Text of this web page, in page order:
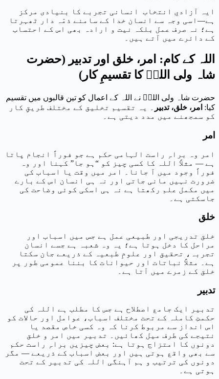
ہے—اسی وجہ سے انسان خدا کے سامنے ذمّہ دار ٹھہرتا
ہے؛ نہ صرف عمل بلکہ نیت و ارادہ بھی اس کے احتساب
کے دائرے میں آتے ہیں۔
اللہ کے کام: امر، خلق اور تدبیر (حضرت
شاہ ولی اللہؒ کا تقسیمِ کار)
حضرت شاہ ولی اللہؒ نے اللہ کے اعمال کو تین قالبوں میں تقسیم
کیا: امر، خلق، تدبیر
۔ یہ تقسیم تخلیق کے مختلف طریقِ کار
کو سمجھنے میں مدد دیتی ہے۔
امر
امر وہ براہِ راست الہامی حکم ہے جو فوراً انجام پاتا
ہے — مثلاً اللہ کا کسی چیز کو “ہو جا” کہنا اور وہ
فوراً وجود میں آ جانا۔ امر میں وقت یا اسباب کی
ضرورت نہیں مانی جاتی اور نہ ہی انسان اس کے بارے
میں مکمل علم رکھتا ہے نہ ہی اسکی کوئی وضاحت کی
جاسکتی ہے۔
خلق
خلق تدریجی اور طبیعی عمل ہے جس میں اسباب اور
مراحل کا دخل ہوتا ہے؛ یہ وہ شعبہ ہے جسے انسان
تجربہ، تحقیق اور علومِ طبعیہ کے ذریعے جان سکتا
ہے۔ مثلاً نباتات اور حیوانات کا بننا عمومی طور پر
خلق کے زمرے میں آتا ہے۔
تدبیر
تدبیر ایک جامع اصطلاح ہے جس کا مطلب ہے اللہ کی
حکمتِ کاملہ کے تحت مختلف اسباب، عوامل اور حالات کو
اس انداز سے مربوط کرنا کہ وہ کسی خاص مقصد یا
نتیجے کی طرف میل کھائیں۔ تدبیر میں امر و خلق
دونوں کا امتزاج ہوتا ہے: بعض چیزیں براہِ راست حکم
سے بھی واقع ہوتی ہیں اور بعض اسباب کے ذریعے — مگر
دونوں کی ترتیب و ہم آہنگی اللہ کی تدبیر کے تحت
ہوتی ہے۔